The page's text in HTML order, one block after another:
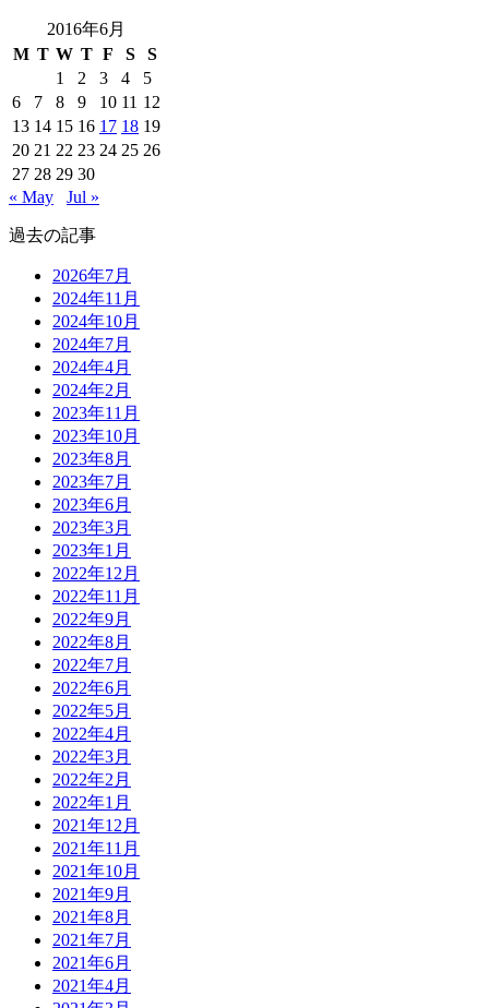
2016年6月
M T W T F S
S
1
2 3 4
5
6
7 8 9 10 11 12
13 14 15 16 17 18 19
20 21 22 23 24 25 26
27 28 29 30
« May
Jul »
過去の記事
2026年7月
2024年11月
2024年10月
2024年7月
2024年4月
2024年2月
2023年11月
2023年10月
2023年8月
2023年7月
2023年6月
2023年3月
2023年1月
2022年12月
2022年11月
2022年9月
2022年8月
2022年7月
2022年6月
2022年5月
2022年4月
2022年3月
2022年2月
2022年1月
2021年12月
2021年11月
2021年10月
2021年9月
2021年8月
2021年7月
2021年6月
2021年4月